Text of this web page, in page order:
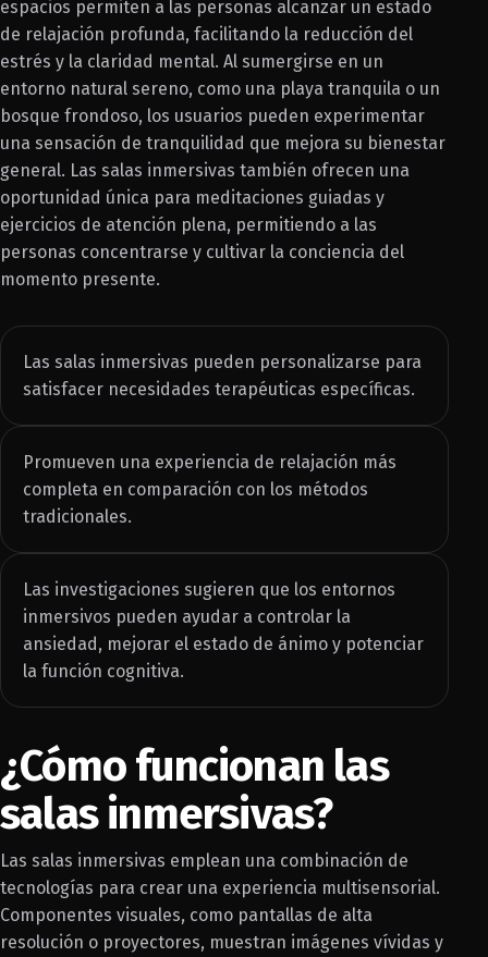
espacios permiten a las personas alcanzar un estado
de relajación profunda, facilitando la reducción del
estrés y la claridad mental. Al sumergirse en un
entorno natural sereno, como una playa tranquila o un
bosque frondoso, los usuarios pueden experimentar
una sensación de tranquilidad que mejora su bienestar
general. Las salas inmersivas también ofrecen una
oportunidad única para meditaciones guiadas y
ejercicios de atención plena, permitiendo a las
personas concentrarse y cultivar la conciencia del
momento presente.
Las salas inmersivas pueden personalizarse para
satisfacer necesidades terapéuticas específicas.
Promueven una experiencia de relajación más
completa en comparación con los métodos
tradicionales.
Las investigaciones sugieren que los entornos
inmersivos pueden ayudar a controlar la
ansiedad, mejorar el estado de ánimo y potenciar
la función cognitiva.
¿Cómo funcionan las
salas inmersivas?
Las salas inmersivas emplean una combinación de
tecnologías para crear una experiencia multisensorial.
Componentes visuales, como pantallas de alta
resolución o proyectores, muestran imágenes vívidas y